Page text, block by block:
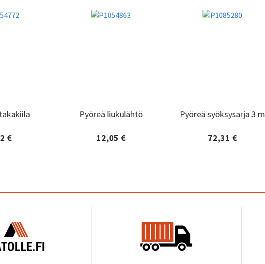
€ja
Pyöreä liukulähtö
12,05 €
Pyöreä liukulähtö
Lisätiedot ja
Pyöreä syöksysarja 3 m
72,31 €
Pyöreä syöksysarja 3 m
Lisätiedot ja